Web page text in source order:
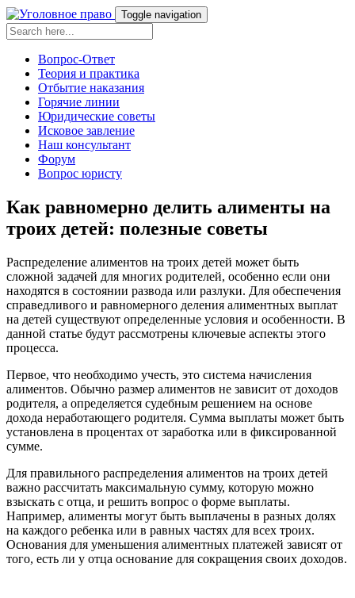
Toggle navigation
Вопрос-Ответ
Теория и практика
Отбытие наказания
Горячие линии
Юридические советы
Исковое завление
Наш консультант
Форум
Вопрос юристу
Как равномерно делить алименты на
троих детей: полезные советы
Распределение алиментов на троих детей может быть
сложной задачей для многих родителей, особенно если они
находятся в состоянии развода или разлуки. Для обеспечения
справедливого и равномерного деления алиментных выплат
на детей существуют определенные условия и особенности. В
данной статье будут рассмотрены ключевые аспекты этого
процесса.
Первое, что необходимо учесть, это система начисления
алиментов. Обычно размер алиментов не зависит от доходов
родителя, а определяется судебным решением на основе
дохода неработающего родителя. Сумма выплаты может быть
установлена в процентах от заработка или в фиксированной
сумме.
Для правильного распределения алиментов на троих детей
важно рассчитать максимальную сумму, которую можно
взыскать с отца, и решить вопрос о форме выплаты.
Например, алименты могут быть выплачены в разных долях
на каждого ребенка или в равных частях для всех троих.
Основания для уменьшения алиментных платежей зависят от
того, есть ли у отца основание для сокращения своих доходов.